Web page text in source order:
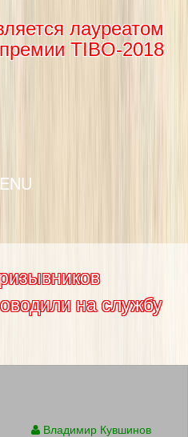
лауреатом
TIBO-2018
на службу
Владимир Кувшинов